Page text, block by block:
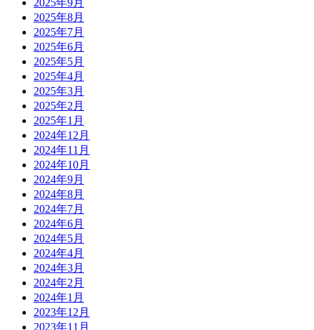
2025年8月
2025年7月
2025年6月
2025年5月
2025年4月
2025年3月
2025年2月
2025年1月
2024年12月
2024年11月
2024年10月
2024年9月
2024年8月
2024年7月
2024年6月
2024年5月
2024年4月
2024年3月
2024年2月
2024年1月
2023年12月
2023年11月